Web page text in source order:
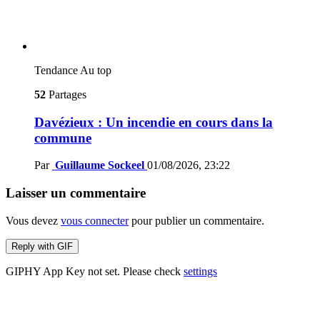
Tendance Au top
52 Partages
Davézieux : Un incendie en cours dans la
commune
Par Guillaume Sockeel 01/08/2026, 23:22
Laisser un commentaire
Vous devez vous connecterpour publier un commentaire.
Reply with GIF
GIPHY App Key not set. Please check settings